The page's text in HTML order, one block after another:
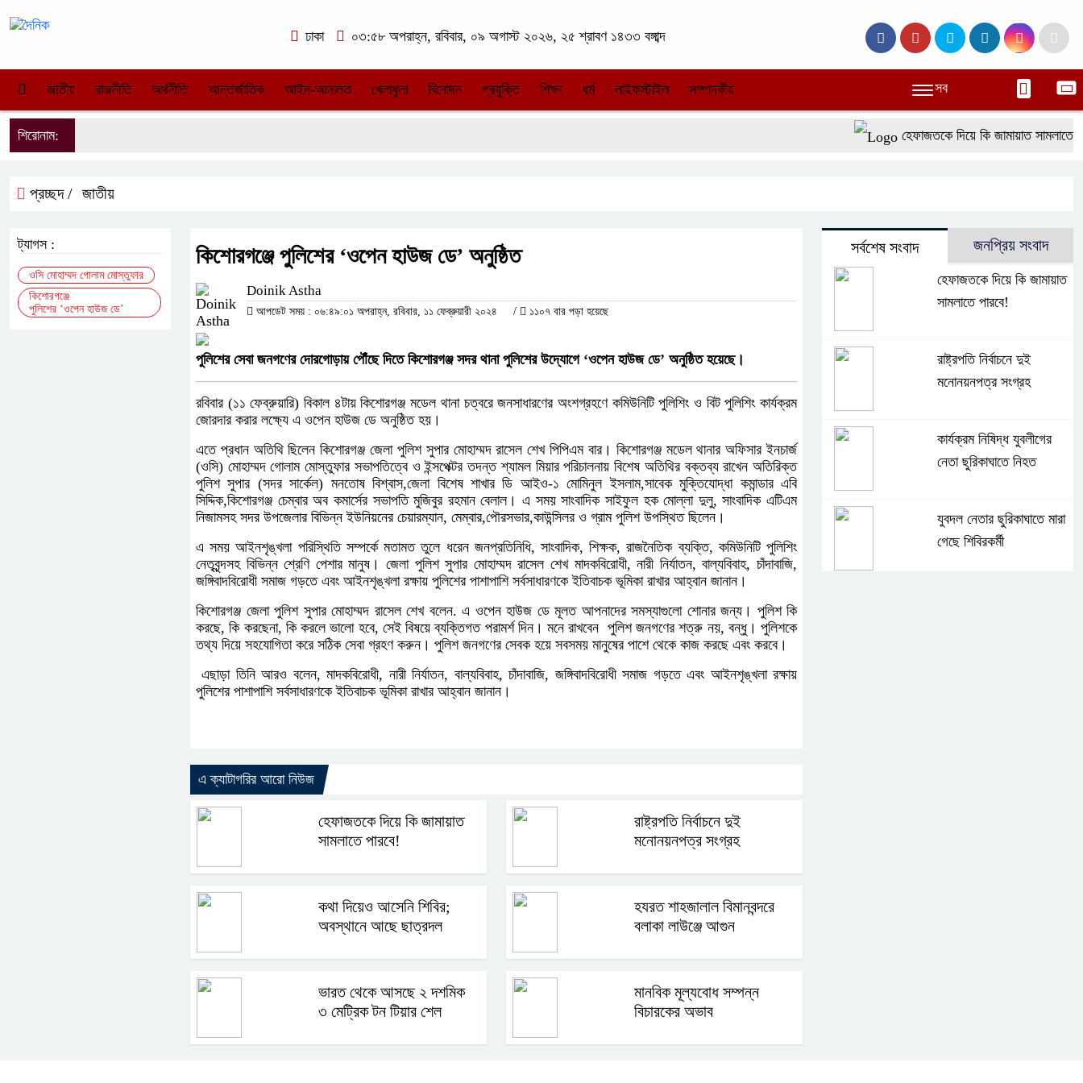
ঢাকা ০৩:৫৮ অপরাহ্ন, রবিবার, ০৯ অগাস্ট ২০২৬, ২৫ শ্রাবণ ১৪৩৩ বঙ্গাব্দ
জাতীয় রাজনীতি অর্থনীতি আন্তর্জাতিক আইন-আদালত খেলাধুলা বিনোদন প্রযুক্তি শিক্ষা ধর্ম লাইফস্টাইল সম্পাদকীয় সব
শিরোনাম: হেফাজতকে দিয়ে কি জামায়াত সামলাতে
প্রচ্ছদ / জাতীয়
কিশোরগঞ্জে পুলিশের ‘ওপেন হাউজ ডে’ অনুষ্ঠিত
Doinik Astha
আপডেট সময় : ০৬:৪৯:০১ অপরাহ্ন, রবিবার, ১১ ফেব্রুয়ারী ২০২৪ / ১১০৭ বার পড়া হয়েছে
পুলিশের সেবা জনগণের দোরগোড়ায় পৌঁছে দিতে কিশোরগঞ্জ সদর থানা পুলিশের উদ্যোগে ‘ওপেন হাউজ ডে’ অনুষ্ঠিত হয়েছে।
রবিবার (১১ ফেব্রুয়ারি) বিকাল ৪টায় কিশোরগঞ্জ মডেল থানা চত্বরে জনসাধারণের অংশগ্রহণে কমিউনিটি পুলিশিং ও বিট পুলিশিং কার্যক্রম
জোরদার করার লক্ষ্যে এ ওপেন হাউজ ডে অনুষ্ঠিত হয়।
এতে প্রধান অতিথি ছিলেন কিশোরগঞ্জ জেলা পুলিশ সুপার মোহাম্মদ রাসেল শেখ পিপিএম বার। কিশোরগঞ্জ মডেল থানার অফিসার ইনচার্জ
(ওসি) মোহাম্মদ গোলাম মোস্তুফার সভাপতিত্বে ও ইন্সপেক্টর তদন্ত শ্যামল মিয়ার পরিচালনায় বিশেষ অতিথির বক্তব্য রাখেন অতিরিক্ত
পুলিশ সুপার (সদর সার্কেল) মনতোষ বিশ্বাস,জেলা বিশেষ শাখার ডি আইও-১ মোমিনুল ইসলাম,সাবেক মুক্তিযোদ্ধা কমান্ডার এবি
সিদ্দিক,কিশোরগঞ্জ চেম্বার অব কমার্সের সভাপতি মুজিবুর রহমান বেলাল। এ সময় সাংবাদিক সাইফুল হক মোল্লা দুলু, সাংবাদিক এটিএম
নিজামসহ সদর উপজেলার বিভিন্ন ইউনিয়নের চেয়ারম্যান, মেম্বার,পৌরসভার,কাউন্সিলর ও গ্রাম পুলিশ উপস্থিত ছিলেন।
এ সময় আইনশৃঙ্খলা পরিস্থিতি সম্পর্কে মতামত তুলে ধরেন জনপ্রতিনিধি, সাংবাদিক, শিক্ষক, রাজনৈতিক ব্যক্তি, কমিউনিটি পুলিশিং
নেতৃবৃন্দসহ বিভিন্ন শ্রেণি পেশার মানুষ। জেলা পুলিশ সুপার মোহাম্মদ রাসেল শেখ মাদকবিরোধী, নারী নির্যাতন, বাল্যবিবাহ, চাঁদাবাজি,
জঙ্গিবাদবিরোধী সমাজ গড়তে এবং আইনশৃঙ্খলা রক্ষায় পুলিশের পাশাপাশি সর্বসাধারণকে ইতিবাচক ভূমিকা রাখার আহ্বান জানান।
কিশোরগঞ্জ জেলা পুলিশ সুপার মোহাম্মদ রাসেল শেখ বলেন. এ ওপেন হাউজ ডে মূলত আপনাদের সমস্যাগুলো শোনার জন্য। পুলিশ কি
করছে, কি করছেনা, কি করলে ভালো হবে, সেই বিষয়ে ব্যক্তিগত পরামর্শ দিন। মনে রাখবেন পুলিশ জনগণের শত্রু নয়, বন্ধু। পুলিশকে
তথ্য দিয়ে সহযোগিতা করে সঠিক সেবা গ্রহণ করুন। পুলিশ জনগণের সেবক হয়ে সবসময় মানুষের পাশে থেকে কাজ করছে এবং করবে।
এছাড়া তিনি আরও বলেন, মাদকবিরোধী, নারী নির্যাতন, বাল্যবিবাহ, চাঁদাবাজি, জঙ্গিবাদবিরোধী সমাজ গড়তে এবং আইনশৃঙ্খলা রক্ষায়
পুলিশের পাশাপাশি সর্বসাধারণকে ইতিবাচক ভূমিকা রাখার আহ্বান জানান।
এ ক্যাটাগরির আরো নিউজ
হেফাজতকে দিয়ে কি জামায়াত
সামলাতে পারবে!
রাষ্ট্রপতি নির্বাচনে দুই
মনোনয়নপত্র সংগ্রহ
কথা দিয়েও আসেনি শিবির;
অবস্থানে আছে ছাত্রদল
হযরত শাহজালাল বিমানবন্দরে
বলাকা লাউঞ্জে আগুন
ভারত থেকে আসছে ২ দশমিক
৩ মেট্রিক টন টিয়ার শেল
মানবিক মূল্যবোধ সম্পন্ন
বিচারকের অভাব
ট্যাগস :
ওসি মোহাম্মদ গোলাম মোস্তুফার
কিশোরগঞ্জে
পুলিশের ‘ওপেন হাউজ ডে’
সর্বশেষ সংবাদ জনপ্রিয় সংবাদ
হেফাজতকে দিয়ে কি জামায়াত
সামলাতে পারবে!
রাষ্ট্রপতি নির্বাচনে দুই
মনোনয়নপত্র সংগ্রহ
কার্যক্রম নিষিদ্ধ যুবলীগের
নেতা ছুরিকাঘাতে নিহত
যুবদল নেতার ছুরিকাঘাতে মারা
গেছে শিবিরকর্মী